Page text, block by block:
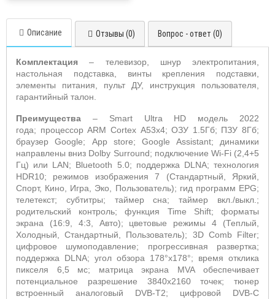
Описание Отзывы (0) Вопрос - ответ (0)
Комплектация– телевизор, шнур электропитания,
настольная подставка, винты крепления подставки,
элементы питания, пульт ДУ, инструкция пользователя,
гарантийный талон.
Преимущества – SmartUltra HD
модель 2022
года; процессорARM Cortex A53x4; ОЗУ 1.5Гб; ПЗУ 8Гб;
браузерGoogle; App store;Google Assistant;
динамики
направлены вниз Dolby Surround; подключение Wi-Fi(2,4+5
Гц) или LAN; Bluetooth 5.0; поддержка DLNA; технология
HDR10; режимов изображения 7 (Стандартный, Яркий,
Спорт, Кино, Игра, Эко, Пользователь); гид программ EPG;
телетекст; субтитры; таймер сна; таймер вкл./выкл.;
родительский контроль; функция Time Shift; форматы
экрана (16:9, 4:3, Авто); цветовые режимы 4 (Теплый,
Холодный, Стандартный, Пользователь); 3D Comb Filter;
цифровое шумоподавление; прогрессивная развертка;
поддержка DLNA; угол обзора 178°х178°; время отклика
пикселя 6,5 мс; матрица экрана MVAобеспечивает
потенциальное разрешение 3840x2160 точек; тюнер
встроенный аналоговый DVB-T2; цифровой DVB-C